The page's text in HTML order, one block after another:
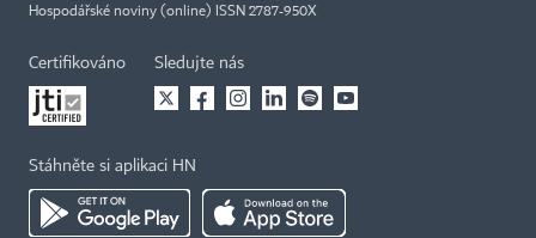
Hospodářské noviny (online) ISSN 2787-950X
Certifikováno Sledujte nás
Stáhněte si aplikaci HN